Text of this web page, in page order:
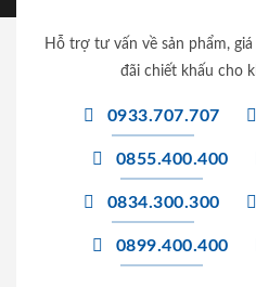
Hỗ trợ tư vấn về sản phẩm,
đãi chiết khấu cho
0933.707.707
0855.400.400
0834.300.300
0899.400.400